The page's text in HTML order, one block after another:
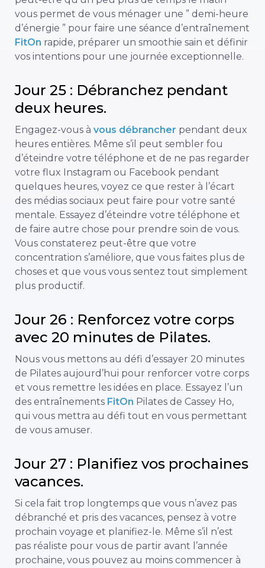
vous permet de vous ménager une ” demi-heure
d’énergie ” pour faire une séance d’entraînement
FitOn rapide, préparer un smoothie sain et définir
vos intentions pour une journée exceptionnelle.
Jour 25 : Débranchez pendant
deux heures.
Engagez-vous à vous débrancher pendant deux
heures entières. Même s’il peut sembler fou
d’éteindre votre téléphone et de ne pas regarder
votre flux Instagram ou Facebook pendant
quelques heures, voyez ce que rester à l’écart
des médias sociaux peut faire pour votre santé
mentale. Essayez d’éteindre votre téléphone et
de faire autre chose pour prendre soin de vous.
Vous constaterez peut-être que votre
concentration s’améliore, que vous faites plus de
choses et que vous vous sentez tout simplement
plus productif.
Jour 26 : Renforcez votre corps
avec 20 minutes de Pilates.
Nous vous mettons au défi d’essayer 20 minutes
de Pilates aujourd’hui pour renforcer votre corps
et vous remettre les idées en place. Essayez l’un
des entraînements FitOn Pilates de Cassey Ho,
qui vous mettra au défi tout en vous permettant
de vous amuser.
Jour 27 : Planifiez vos prochaines
vacances.
Si cela fait trop longtemps que vous n’avez pas
débranché et pris des vacances, pensez à votre
prochain voyage et planifiez-le. Même s’il n’est
pas réaliste pour vous de partir avant l’année
prochaine, vous pouvez au moins commencer à